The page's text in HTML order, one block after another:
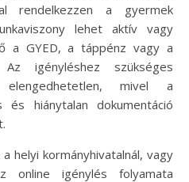
rendelkezzen a gyermek
lehet aktív vagy
a GYED, a táppénz vagy a
igényléshez szükséges
elengedhetetlen, mivel a
hiánytalan dokumentáció
helyi kormányhivatalnál, vagy
online igénylés folyamata